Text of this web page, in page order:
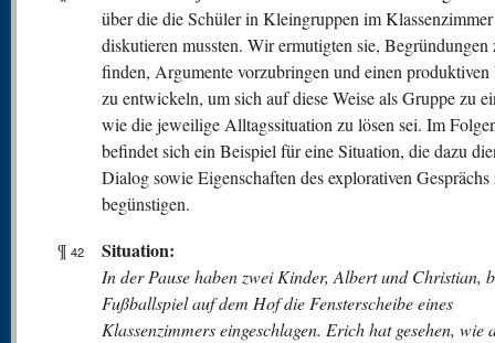
über die die Schüler in Kleingruppen im Klassenzimmer
diskutieren mussten. Wir ermutigten sie, Begründungen
finden, Argumente vorzubringen und einen
zu entwickeln, um sich auf diese Weise als Gruppe zu
wie die jeweilige Alltagssituation zu lösen sei. Im
befindet sich ein Beispiel für eine Situation, die dazu
Dialog sowie Eigenschaften des explorativen Gesprächs
begünstigen.
¶ 42 Situation:
In der Pause haben zwei Kinder, Albert und Christian,
Fußballspiel auf dem Hof die Fensterscheibe eines
Klassenzimmers eingeschlagen. Erich hat gesehen, wie